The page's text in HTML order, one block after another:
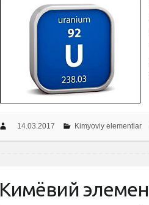
14.03.2017 Kimyoviy elementlar
Кимёвий